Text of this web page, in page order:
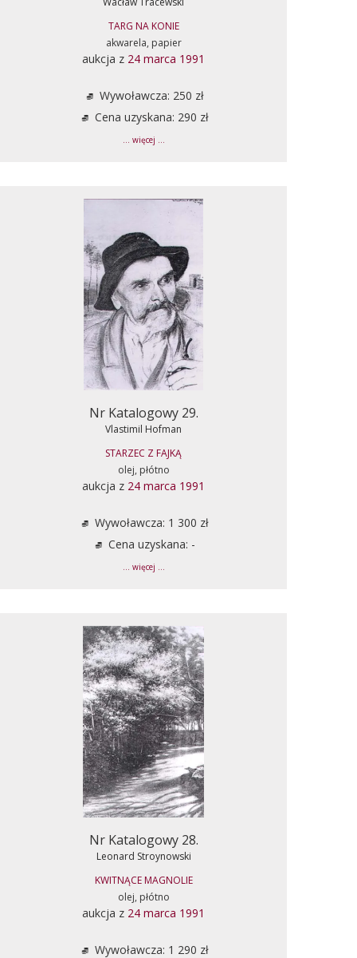
TARG NA KONIE
akwarela, papier
aukcja z 24 marca 1991
Wywoławcza: 250 zł
Cena uzyskana: 290 zł
... więcej ...
Nr Katalogowy 29.
Vlastimil Hofman
STARZEC Z FAJKĄ
olej, płótno
aukcja z 24 marca 1991
Wywoławcza: 1 300 zł
Cena uzyskana: -
... więcej ...
Nr Katalogowy 28.
Leonard Stroynowski
KWITNĄCE MAGNOLIE
olej, płótno
aukcja z 24 marca 1991
Wywoławcza: 1 290 zł